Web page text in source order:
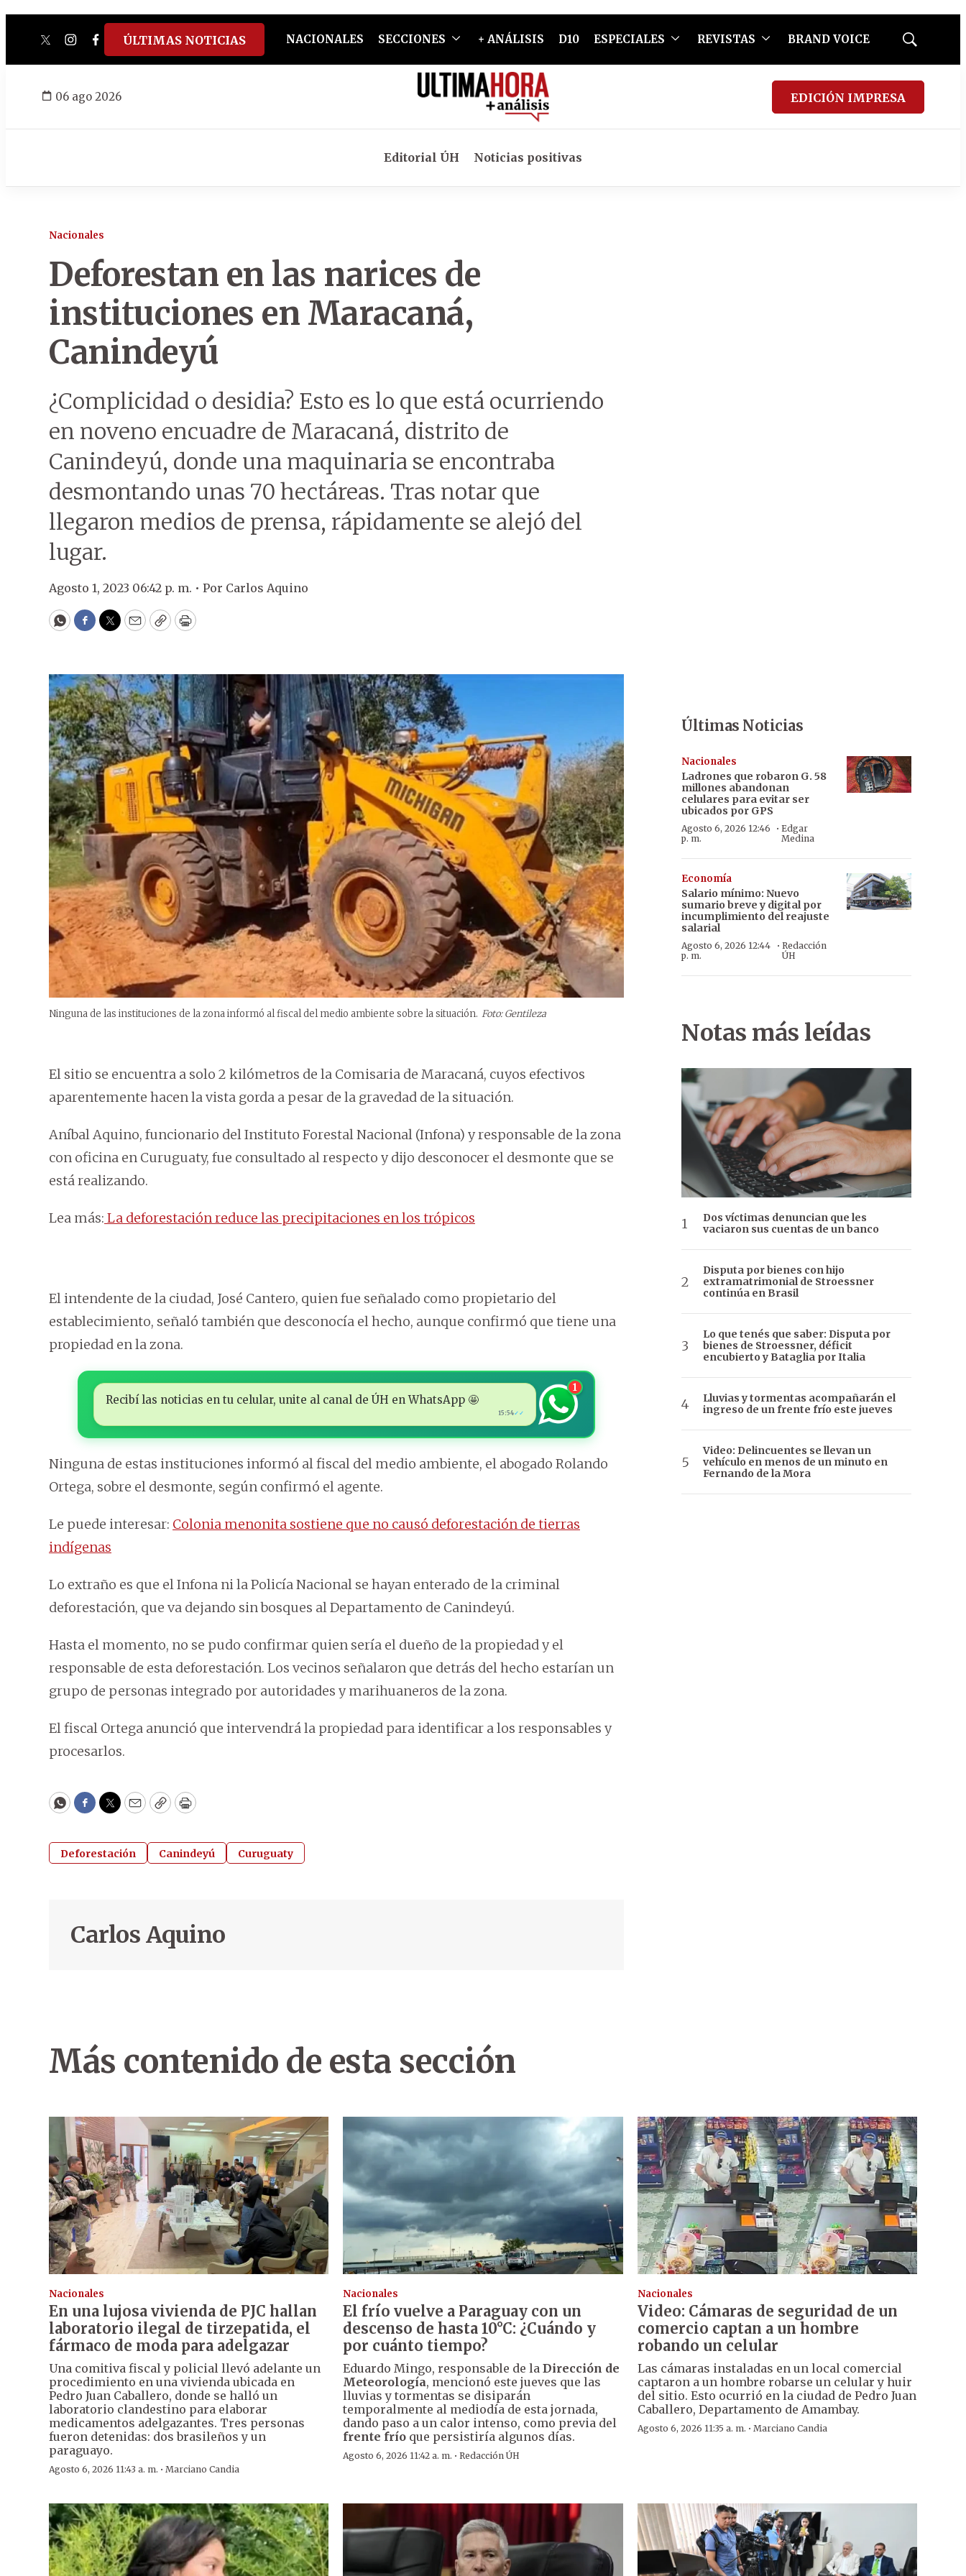
twitterinstagram
facebook
tiktokyoutube
spotify
ÚLTIMAS NOTICIAS NACIONALES SECCIONES + ANÁLISIS D10 ESPECIALES REVISTAS BRAND VOICE
Mostrar
06 ago 2026 EDICIÓN IMPRESA
Editorial ÚH Noticias positivas
Nacionales
Deforestan en las narices de
instituciones en Maracaná,
Canindeyú
¿Complicidad o desidia? Esto es lo que está ocurriendo
en noveno encuadre de Maracaná, distrito de
Canindeyú, donde una maquinaria se encontraba
desmontando unas 70 hectáreas. Tras notar que
llegaron medios de prensa, rápidamente se alejó del
lugar.
Agosto 1, 2023 06:42 p. m. • Por Carlos Aquino
WhatsApp
Facebook
Twitter
EmailCopyPrint
Ninguna de las instituciones de la zona informó al fiscal del medio ambiente sobre la situación. Foto: Gentileza
El sitio se encuentra a solo 2 kilómetros de la Comisaria de Maracaná, cuyos efectivos
aparentemente hacen la vista gorda a pesar de la gravedad de la situación.
Aníbal Aquino, funcionario del Instituto Forestal Nacional (Infona) y responsable de la zona
con oficina en Curuguaty, fue consultado al respecto y dijo desconocer el desmonte que se
está realizando.
Lea más: La deforestación reduce las precipitaciones en los trópicos
El intendente de la ciudad, José Cantero, quien fue señalado como propietario del
establecimiento, señaló también que desconocía el hecho, aunque confirmó que tiene una
propiedad en la zona.
Recibí las noticias en tu celular, unite al canal de ÚH en WhatsApp 🤩
15:54✓✓
1
Ninguna de estas instituciones informó al fiscal del medio ambiente, el abogado Rolando
Ortega, sobre el desmonte, según confirmó el agente.
Le puede interesar: Colonia menonita sostiene que no causó deforestación de tierras
indígenas
Lo extraño es que el Infona ni la Policía Nacional se hayan enterado de la criminal
deforestación, que va dejando sin bosques al Departamento de Canindeyú.
Hasta el momento, no se pudo confirmar quien sería el dueño de la propiedad y el
responsable de esta deforestación. Los vecinos señalaron que detrás del hecho estarían un
grupo de personas integrado por autoridades y marihuaneros de la zona.
El fiscal Ortega anunció que intervendrá la propiedad para identificar a los responsables y
procesarlos.
WhatsApp
Facebook
Twitter
EmailCopyPrint
Deforestación Canindeyú Curuguaty
Carlos Aquino
Últimas Noticias
Nacionales
Ladrones que robaron G. 58
millones abandonan
celulares para evitar ser
ubicados por GPS
Agosto 6, 2026 12:46
p. m.
· Edgar
Medina
Economía
Salario mínimo: Nuevo
sumario breve y digital por
incumplimiento del reajuste
salarial
Agosto 6, 2026 12:44
p. m.
· Redacción
ÚH
Notas más leídas
Dos víctimas denuncian que les
vaciaron sus cuentas de un banco
Disputa por bienes con hijo
extramatrimonial de Stroessner
continúa en Brasil
Lo que tenés que saber: Disputa por
bienes de Stroessner, déficit
encubierto y Bataglia por Italia
Lluvias y tormentas acompañarán el
ingreso de un frente frío este jueves
Video: Delincuentes se llevan un
vehículo en menos de un minuto en
Fernando de la Mora
Más contenido de esta sección
Nacionales
En una lujosa vivienda de PJC hallan
laboratorio ilegal de tirzepatida, el
fármaco de moda para adelgazar
Una comitiva fiscal y policial llevó adelante un
procedimiento en una vivienda ubicada en
Pedro Juan Caballero, donde se halló un
laboratorio clandestino para elaborar
medicamentos adelgazantes. Tres personas
fueron detenidas: dos brasileños y un
paraguayo.
Agosto 6, 2026 11:43 a. m. · Marciano Candia
Nacionales
El frío vuelve a Paraguay con un
descenso de hasta 10°C: ¿Cuándo y
por cuánto tiempo?
Eduardo Mingo, responsable de laDirección de
Meteorología, mencionó este jueves que las
lluvias y tormentas se disiparán
temporalmente al mediodía de esta jornada,
dando paso a un calor intenso, como previa del
frente frío que persistiría algunos días.
Agosto 6, 2026 11:42 a. m. ·Redacción ÚH
Nacionales
Video: Cámaras de seguridad de un
comercio captan a un hombre
robando un celular
Las cámaras instaladas en un local comercial
captaron a un hombre robarse un celular y huir
del sitio. Esto ocurrió en la ciudad de Pedro Juan
Caballero, Departamento de Amambay.
Agosto 6, 2026 11:35 a. m. · Marciano Candia